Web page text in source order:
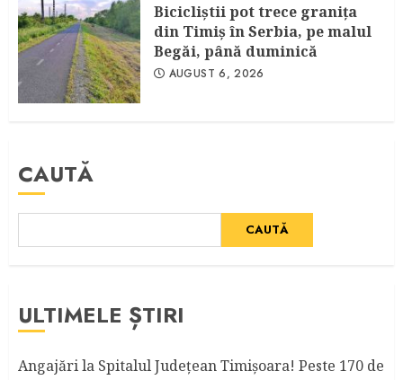
Bicicliştii pot trece graniţa
din Timiş în Serbia, pe malul
Begăi, până duminică
AUGUST 6, 2026
CAUTĂ
CAUTĂ
ULTIMELE ȘTIRI
Angajări la Spitalul Judeţean Timişoara! Peste 170 de